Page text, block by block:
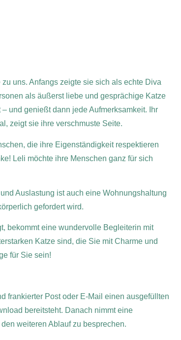
uns. Anfangs zeigte sie sich als echte Diva
als äußerst liebe und gesprächige Katze
und genießt dann jede Aufmerksamkeit. Ihr
zeigt sie ihre verschmuste Seite.
die ihre Eigenständigkeit respektieren
Leli möchte ihre Menschen ganz für sich
Auslastung ist auch eine Wohnungshaltung
gefordert wird.
bekommt eine wundervolle Begleiterin mit
Katze sind, die Sie mit Charme und
für Sie sein!
frankierter Post oder E-Mail einen ausgefüllten
bereitsteht. Danach nimmt eine
weiteren Ablauf zu besprechen.